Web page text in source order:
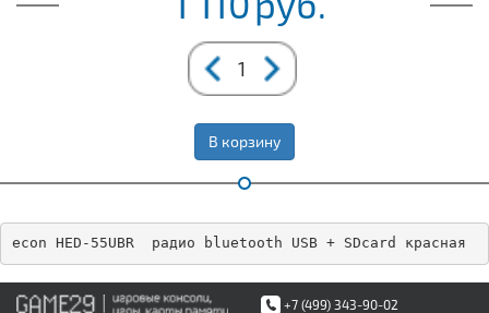
В корзину
econ HED-55UBR  радио bluetooth USB + SDcard красная
+7 (499) 343-90-02